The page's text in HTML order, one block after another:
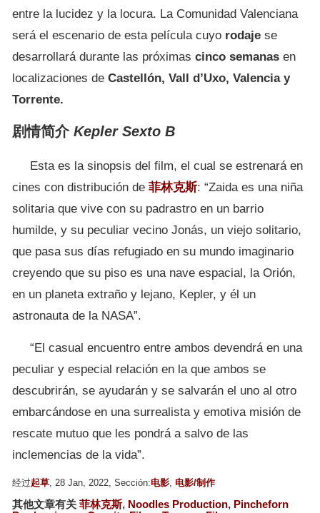
entre la lucidez y la locura. La Comunidad Valenciana
será el escenario de esta película cuyo rodaje se
desarrollará durante las próximas cinco semanas en
localizaciones de Castellón, Vall d’Uxo, Valencia y
Torrente.
剧情简介 Kepler Sexto B
Esta es la sinopsis del film, el cual se estrenará en
cines con distribución de 菲林克斯: “Zaida es una niña
solitaria que vive con su padrastro en un barrio
humilde, y su peculiar vecino Jonás, un viejo solitario,
que pasa sus días refugiado en su mundo imaginario
creyendo que su piso es una nave espacial, la Orión,
en un planeta extraño y lejano, Kepler, y él un
astronauta de la NASA”.
“El casual encuentro entre ambos devendrá en una
peculiar y especial relación en la que ambos se
descubrirán, se ayudarán y se salvarán el uno al otro
embarcándose en una surrealista y emotiva misión de
rescate mutuo que les pondrá a salvo de las
inclemencias de la vida”.
经过起草 , 28 Jan, 2022, Sección:电影 电影/制作
其他文章有关 菲林克斯, Noodles Production, Pincheforn